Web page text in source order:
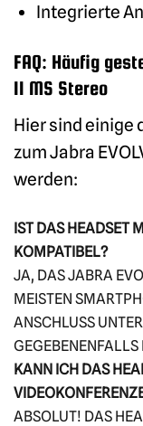
Integrierte
FAQ: Häufig
II MS Stereo
Hier sind einige
zum Jabra
werden:
IST DAS HEADSET
KOMPATIBEL?
JA, DAS JABRA
MEISTEN
ANSCHLUSS
KANN ICH DAS
ABSOLUT! DAS